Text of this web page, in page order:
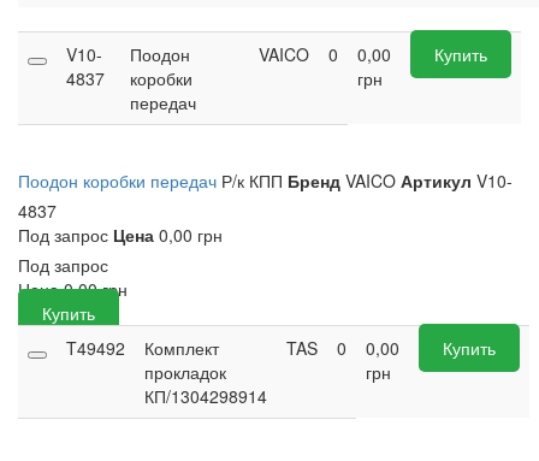
V10-
4837
Поодон
коробки
передач
VAICO 0
0,00
грн
Купить
Поодон коробки передач Р/к КПП Бренд VAICO Артикул V10-
4837
Под запрос Цена 0,00 грн
Под запрос
Цена 0,00грн
Купить
T49492
Комплект
прокладок
КП/1304298914
TAS 0
0,00
грн
Купить